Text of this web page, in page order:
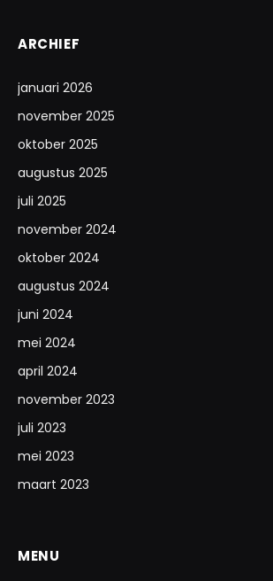
ARCHIEF
januari 2026
november 2025
oktober 2025
augustus 2025
juli 2025
november 2024
oktober 2024
augustus 2024
juni 2024
mei 2024
april 2024
november 2023
juli 2023
mei 2023
maart 2023
MENU